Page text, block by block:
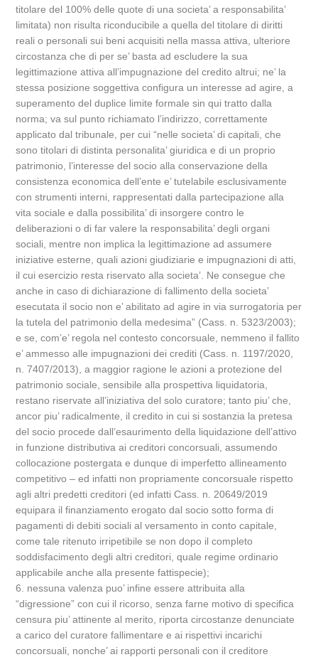
titolare del 100% delle quote di una societa’ a responsabilita’
limitata) non risulta riconducibile a quella del titolare di diritti
reali o personali sui beni acquisiti nella massa attiva, ulteriore
circostanza che di per se’ basta ad escludere la sua
legittimazione attiva all’impugnazione del credito altrui; ne’ la
stessa posizione soggettiva configura un interesse ad agire, a
superamento del duplice limite formale sin qui tratto dalla
norma; va sul punto richiamato l’indirizzo, correttamente
applicato dal tribunale, per cui “nelle societa’ di capitali, che
sono titolari di distinta personalita’ giuridica e di un proprio
patrimonio, l’interesse del socio alla conservazione della
consistenza economica dell’ente e’ tutelabile esclusivamente
con strumenti interni, rappresentati dalla partecipazione alla
vita sociale e dalla possibilita’ di insorgere contro le
deliberazioni o di far valere la responsabilita’ degli organi
sociali, mentre non implica la legittimazione ad assumere
iniziative esterne, quali azioni giudiziarie e impugnazioni di atti,
il cui esercizio resta riservato alla societa’. Ne consegue che
anche in caso di dichiarazione di fallimento della societa’
esecutata il socio non e’ abilitato ad agire in via surrogatoria per
la tutela del patrimonio della medesima” (Cass. n. 5323/2003);
e se, com’e’ regola nel contesto concorsuale, nemmeno il fallito
e’ ammesso alle impugnazioni dei crediti (Cass. n. 1197/2020,
n. 7407/2013), a maggior ragione le azioni a protezione del
patrimonio sociale, sensibile alla prospettiva liquidatoria,
restano riservate all’iniziativa del solo curatore; tanto piu’ che,
ancor piu’ radicalmente, il credito in cui si sostanzia la pretesa
del socio procede dall’esaurimento della liquidazione dell’attivo
in funzione distributiva ai creditori concorsuali, assumendo
collocazione postergata e dunque di imperfetto allineamento
competitivo – ed infatti non propriamente concorsuale rispetto
agli altri predetti creditori (ed infatti Cass. n. 20649/2019
equipara il finanziamento erogato dal socio sotto forma di
pagamenti di debiti sociali al versamento in conto capitale,
come tale ritenuto irripetibile se non dopo il completo
soddisfacimento degli altri creditori, quale regime ordinario
applicabile anche alla presente fattispecie);
6. nessuna valenza puo’ infine essere attribuita alla
“digressione” con cui il ricorso, senza farne motivo di specifica
censura piu’ attinente al merito, riporta circostanze denunciate
a carico del curatore fallimentare e ai rispettivi incarichi
concorsuali, nonche’ ai rapporti personali con il creditore